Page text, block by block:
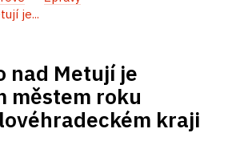
je...
nad Metují je
městem roku
kraji